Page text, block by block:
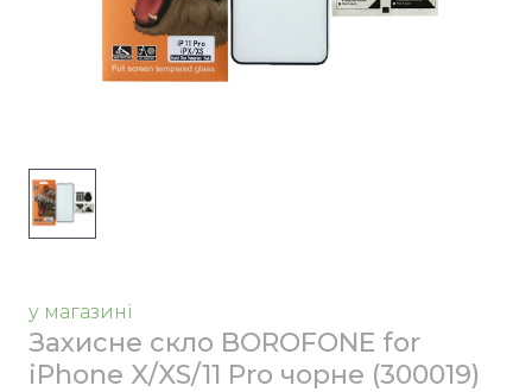
у магазині
Захисне скло BOROFONE for
iPhone X/XS/11 Pro чорне (300019)